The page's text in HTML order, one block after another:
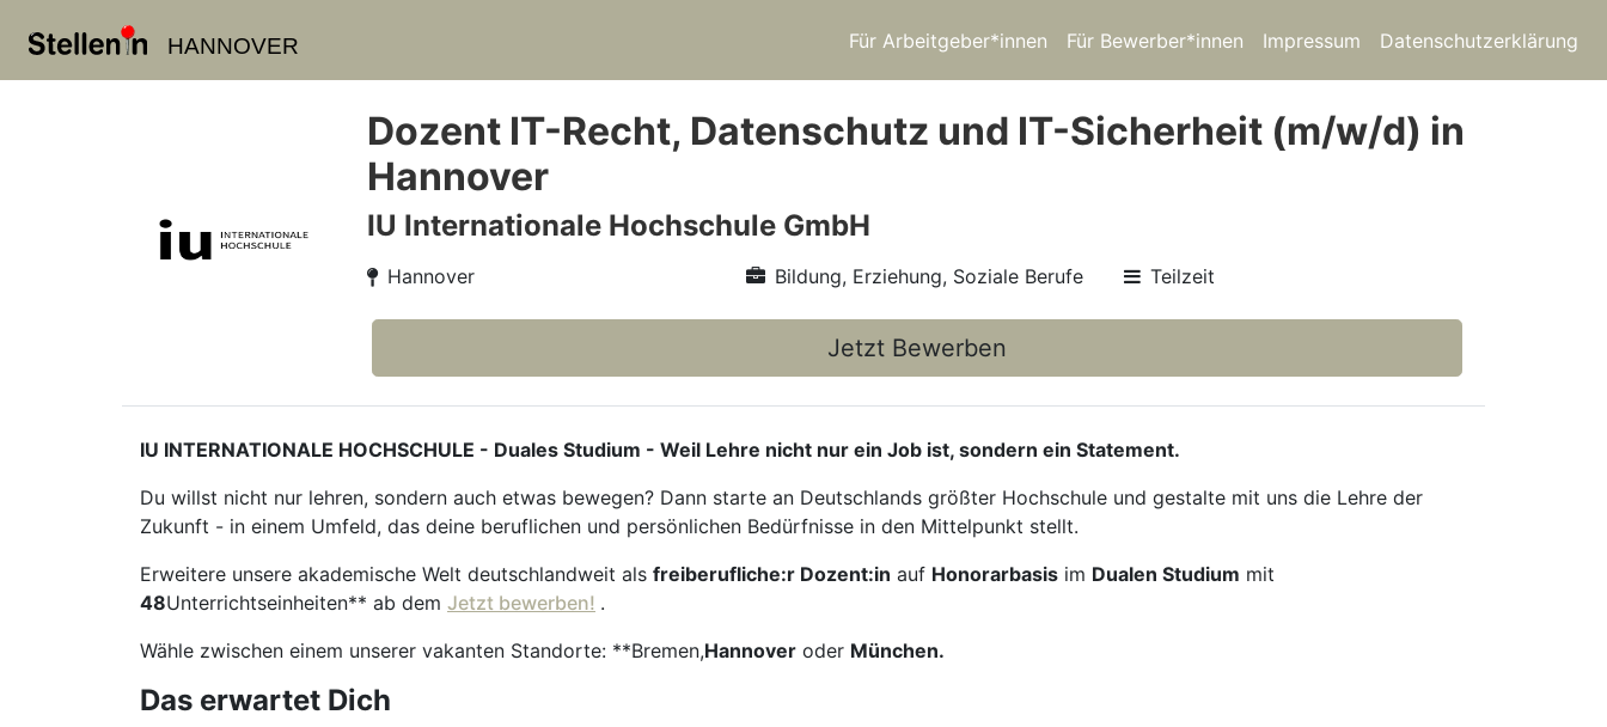
HANNOVER Für Arbeitgeber*innen Für Bewerber*innen Impressum Datenschutzerklärung
Dozent IT-Recht, Datenschutz und IT-Sicherheit (m/w/d) in
Hannover
IU Internationale Hochschule GmbH
Hannover Bildung, Erziehung, Soziale Berufe Teilzeit
Jetzt Bewerben
IU INTERNATIONALE HOCHSCHULE - Duales Studium - Weil Lehre nicht nur ein Job ist, sondern ein Statement.
Du willst nicht nur lehren, sondern auch etwas bewegen? Dann starte an Deutschlands größter Hochschule und gestalte mit uns die Lehre der
Zukunft - in einem Umfeld, das deine beruflichen und persönlichen Bedürfnisse in den Mittelpunkt stellt.
Erweitere unsere akademische Welt deutschlandweit als freiberufliche:r Dozent:in auf Honorarbasis im Dualen Studium mit
48Unterrichtseinheiten** ab dem Jetzt bewerben! .
Wähle zwischen einem unserer vakanten Standorte: **Bremen,Hannover oder München.
Das erwartet Dich